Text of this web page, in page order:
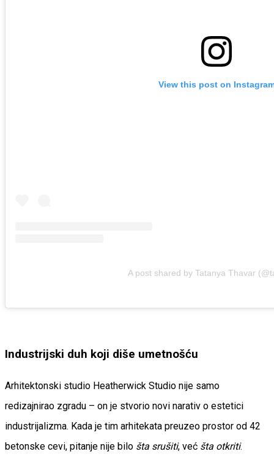
View this post on
A post shared by Tatanya Thavar
Industrijski duh koji diše umetnošću
Arhitektonski studio Heatherwick Studio nije samo
redizajnirao zgradu – on je stvorio novi narativ o estetici
industrijalizma. Kada je tim arhitekata preuzeo prostor od 42
betonske cevi, pitanje nije bilo šta srušiti, već šta otkriti.